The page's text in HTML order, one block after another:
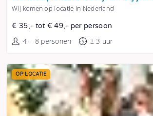
Wij komen op locatie in Nederland
€ 35,- tot € 49,- per persoon
4 – 8 personen ± 3 uur
OP LOCATIE